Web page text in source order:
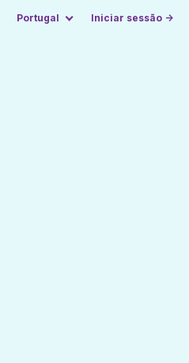
Portugal Iniciar sessão →